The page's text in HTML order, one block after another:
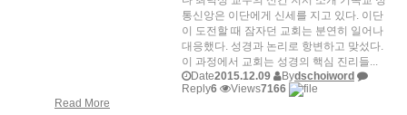
통신앙은 이단에게 신세를 지고 있다. 이단
이 도전할 때 잠자던 교회는 분연히 일어나
대응했다. 성경과 논리로 항변하고 맞섰다.
이 과정에서 교회는 성경의 핵심 진리들...
Date2015.12.09 Bydschoiword
Reply6 Views7166
Read More